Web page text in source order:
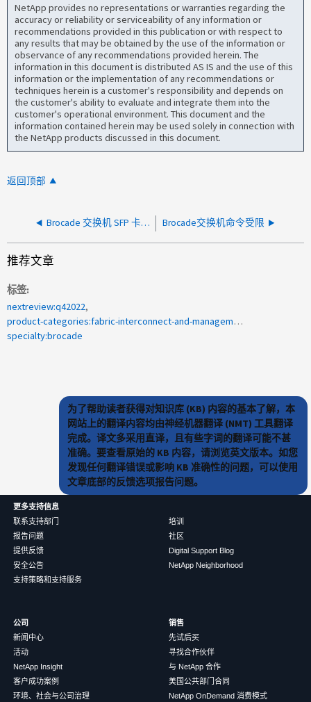
NetApp provides no representations or warranties regarding the
accuracy or reliability or serviceability of any information or
recommendations provided in this publication or with respect to
any results that may be obtained by the use of the information or
observance of any recommendations provided herein. The
information in this document is distributed AS IS and the use of this
information or the implementation of any recommendations or
techniques herein is a customer's responsibility and depends on
the customer's ability to evaluate and integrate them into the
customer's operational environment. This document and the
information contained herein may be used solely in connection with
the NetApp products discussed in this document.
返回顶部
Brocade 交换机 SFP 卡在固定框架中、无法按照 TSB2018-272-A 提取 Brocade交换机命令受限
推荐文章
标签
nextreview:q42022
product-categories:fabric-interconnect-and-management-switches
specialty:brocade
为了帮助读者获得对知识库 (KB) 内容的基本了解，本
网站上的翻译内容均由神经机器翻译 (NMT) 工具翻译
完成。译文多采用直译，且有些字词的翻译可能不甚
准确。要查看原始的 KB 内容，请浏览英文版本。如您
发现任何翻译错误或影响 KB 准确性的问题，可以使用
文章底部的反馈选项报告问题。
更多支持信息
联系支持部门
报告问题
提供反馈
安全公告
支持策略和支持服务
培训
社区
Digital Support Blog
NetApp Neighborhood
公司
新闻中心
活动
NetApp Insight
客户成功案例
环境、社会与公司治理
销售
先试后买
寻找合作伙伴
与 NetApp 合作
美国公共部门合同
NetApp OnDemand 消费模式